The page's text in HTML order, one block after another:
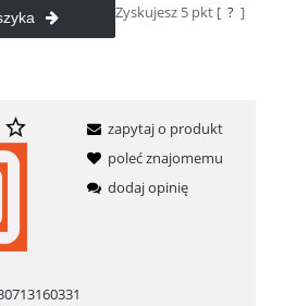
Zyskujesz 5 pkt [ ? ]
zapytaj o produkt
poleć znajomemu
dodaj opinię